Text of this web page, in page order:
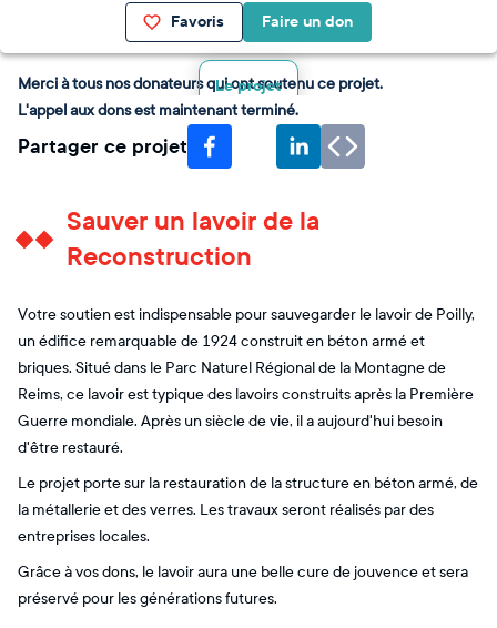
Favoris Faire un don
Le projet
Merci à tous nos donateurs qui ont soutenu ce projet.
L'appel aux dons est maintenant terminé.
Partager ce projet
Sauver un lavoir de la
Reconstruction
Votre soutien est indispensable pour sauvegarder le lavoir de Poilly,
un édifice remarquable de 1924 construit en béton armé et
briques. Situé dans le Parc Naturel Régional de la Montagne de
Reims, ce lavoir est typique des lavoirs construits après la Première
Guerre mondiale. Après un siècle de vie, il a aujourd'hui besoin
d'être restauré.
Le projet porte sur la restauration de la structure en béton armé, de
la métallerie et des verres. Les travaux seront réalisés par des
entreprises locales.
Grâce à vos dons, le lavoir aura une belle cure de jouvence et sera
préservé pour les générations futures.